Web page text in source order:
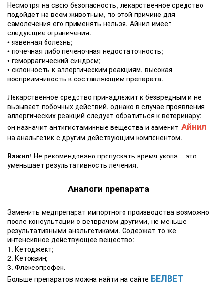
Несмотря на свою безопасность, лекарственное средство
подойдет не всем животным, по этой причине для
самолечения его применять нельзя. Айнил имеет
следующие ограничения:
• язвенная болезнь;
• почечная либо печеночная недостаточность;
• геморрагический синдром;
• склонность к аллергическим реакциям, высокая
восприимчивость к составляющим препарата.
Лекарственное средство принадлежит к безвредным и не
вызывает побочных действий, однако в случае проявления
аллергических реакций следует обратиться к ветеринару:
он назначит антигистаминные вещества и заменит Айнил
на анальгетик с другим действующим компонентом.
Важно! Не рекомендовано пропускать время укола – это
уменьшает результативность лечения.
Аналоги препарата
Заменить медпрепарат импортного производства возможно
после консультации с ветврачом другими, не меньше
результативными анальгетиками. Содержат то же
интенсивное действующее вещество:
1. Кетоджект;
2. Кетоквин;
3. Флексопрофен.
Больше препаратов можна найти на сайте БЕЛВЕТ